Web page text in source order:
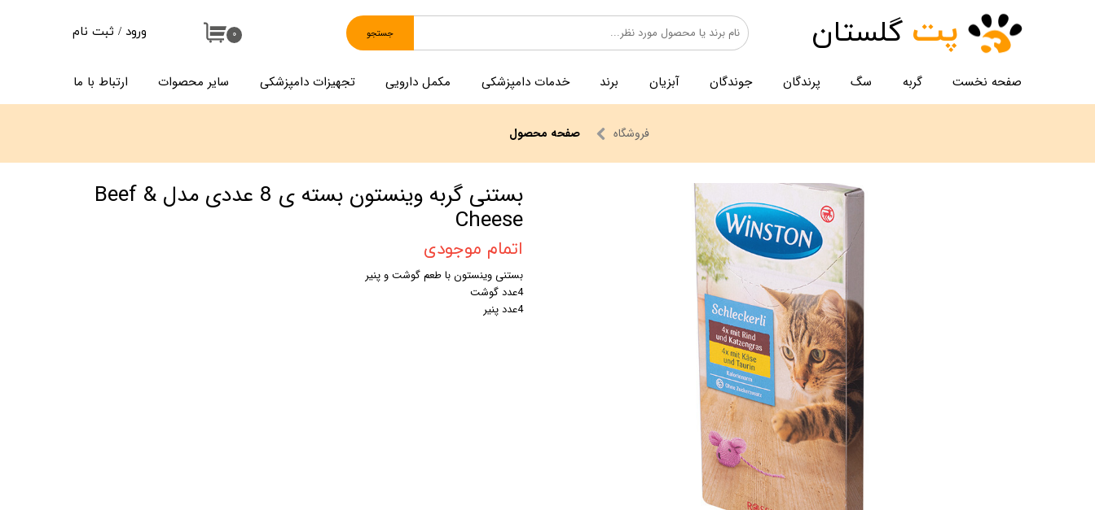
صفحه نخست گربه سگ پرندگان جوندگان آبزیان برند خدمات دامپزشکی مکمل دارویی تجهیزات دامپزشکی سایر محصوات ارتباط با ما
۰ جستجو پت گلستان ورود / ثبت نام
تغییر گذر واژه
فروشگاه صفحه محصول
بستنی گربه وینستون بسته ی 8 عددی مدل Beef &
Cheese
اتمام موجودی
بستنی وینستون با طعم گوشت و پنیر
4عدد گوشت
4عدد پنیر